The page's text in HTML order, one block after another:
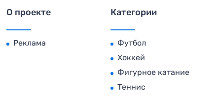
О проекте
Реклама
Категории
Футбол
Хоккей
Фигурное катание
Теннис